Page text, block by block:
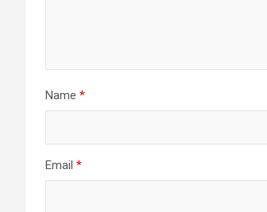
Name *
Email *